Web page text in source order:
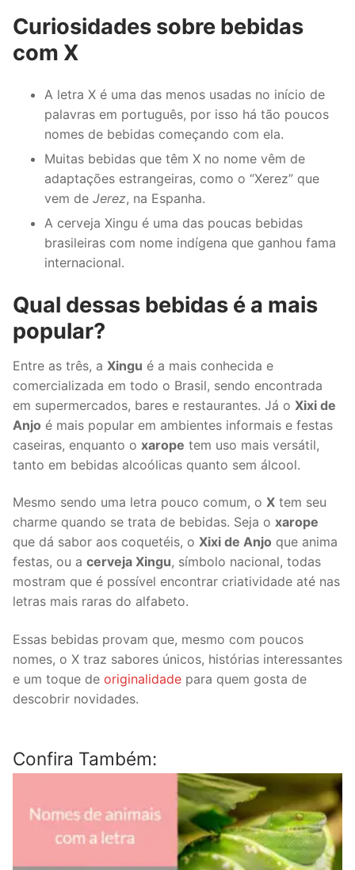
Curiosidades sobre bebidas
com X
A letra X é uma das menos usadas no início de
palavras em português, por isso há tão poucos
nomes de bebidas começando com ela.
Muitas bebidas que têm X no nome vêm de
adaptações estrangeiras, como o “Xerez” que
vem de Jerez, na Espanha.
A cerveja Xingu é uma das poucas bebidas
brasileiras com nome indígena que ganhou fama
internacional.
Qual dessas bebidas é a mais
popular?
Entre as três, a Xingu é a mais conhecida e
comercializada em todo o Brasil, sendo encontrada
em supermercados, bares e restaurantes. Já o Xixi de
Anjo é mais popular em ambientes informais e festas
caseiras, enquanto o xarope tem uso mais versátil,
tanto em bebidas alcoólicas quanto sem álcool.
Mesmo sendo uma letra pouco comum, o X tem seu
charme quando se trata de bebidas. Seja o xarope
que dá sabor aos coquetéis, o Xixi de Anjo que anima
festas, ou a cerveja Xingu, símbolo nacional, todas
mostram que é possível encontrar criatividade até nas
letras mais raras do alfabeto.
Essas bebidas provam que, mesmo com poucos
nomes, o X traz sabores únicos, histórias interessantes
e um toque de originalidade para quem gosta de
descobrir novidades.
Confira Também: